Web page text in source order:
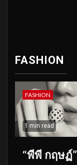
FASHION
FASHION
1 min read
“พีพี กฤษฏ์